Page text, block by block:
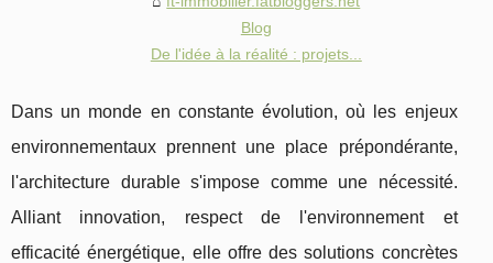
Blog
De l'idée à la réalité : projets...
Dans un monde en constante évolution, où les enjeux
environnementaux prennent une place prépondérante,
l'architecture durable s'impose comme une nécessité.
Alliant innovation, respect de l'environnement et
efficacité énergétique, elle offre des solutions concrètes